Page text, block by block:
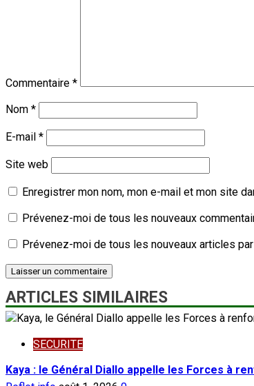
Commentaire *
Nom *
E-mail *
Site web
Enregistrer mon nom, mon e-mail et mon site
Prévenez-moi de tous les nouveaux
Prévenez-moi de tous les nouveaux articles
ARTICLES SIMILAIRES
SECURITE
Kaya : le Général Diallo appelle les Forces à